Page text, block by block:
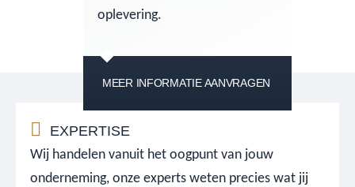
oplevering.
MEER INFORMATIE AANVRAGEN
EXPERTISE
Wij handelen vanuit het oogpunt van jouw
onderneming, onze experts weten precies wat jij